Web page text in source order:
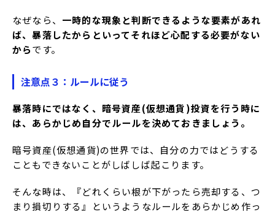
なぜなら、 一時的な現象と判断できるような要素があれ
ば、暴落したからといってそれほど心配する必要がない
からです。
注意点３：ルールに従う
暴落時にではなく、暗号資産(仮想通貨)投資を行う時に
は、あらかじめ自分でルールを決めておきましょう。
暗号資産(仮想通貨)の世界では、自分の力ではどうする
こともできないことがしばしば起こります。
そんな時は、『どれくらい根が下がったら売却する、つ
まり損切りする』というようなルールをあらかじめ作っ